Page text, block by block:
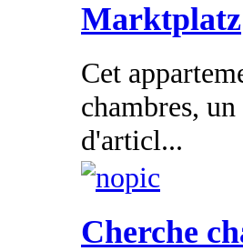
Marktplatz
Cet
chambres,
d'articl...
Cherche